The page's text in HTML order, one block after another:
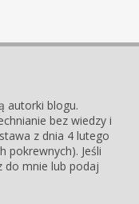
autorki blogu.
bez wiedzy i
z dnia 4 lutego
pokrewnych). Jeśli
do mnie lub podaj